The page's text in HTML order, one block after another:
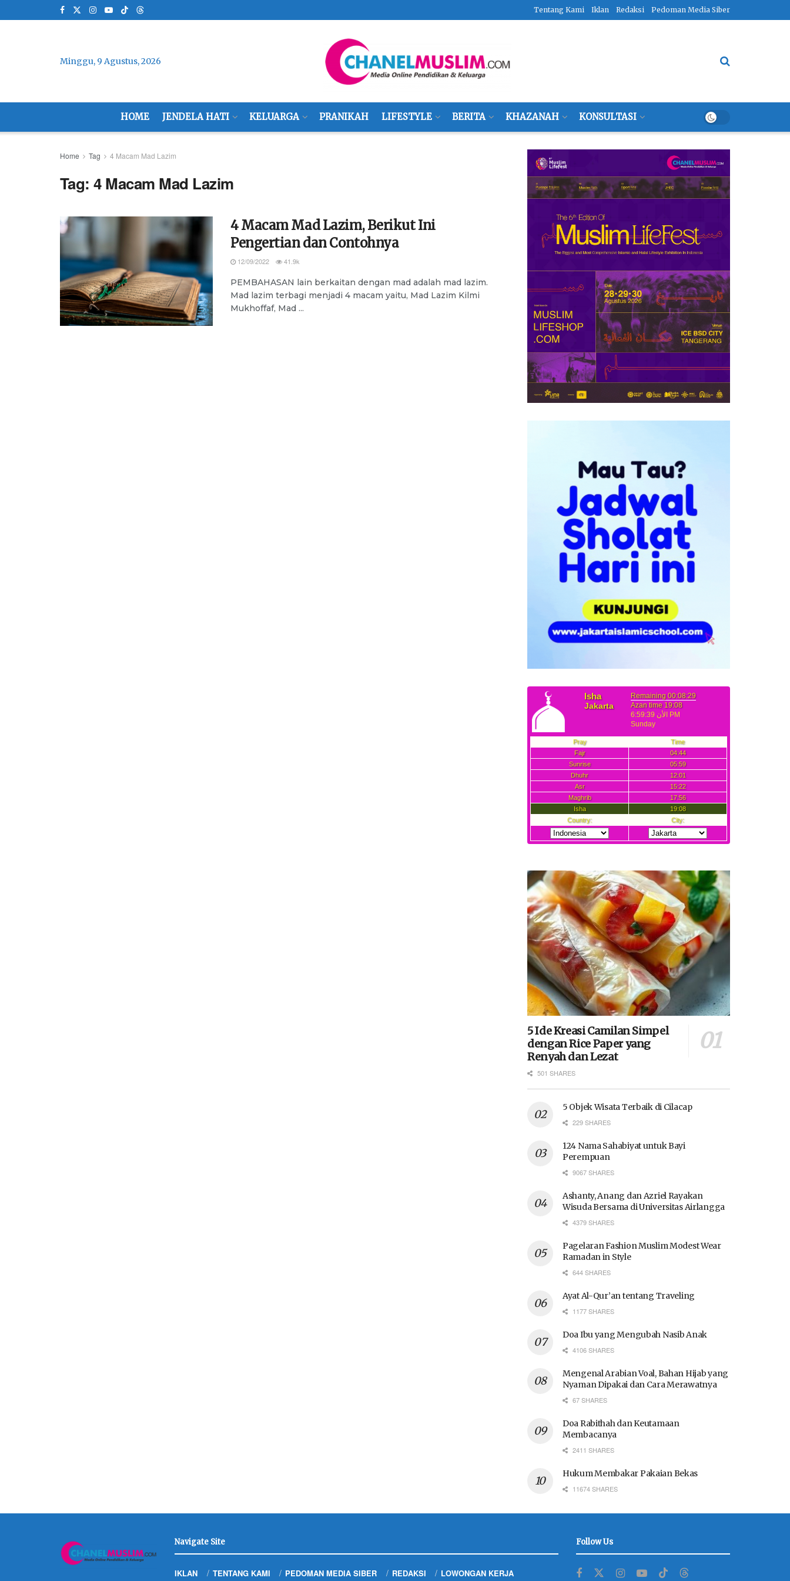
Tentang Kami Iklan Redaksi Pedoman Media Siber
Minggu, 9 Agustus, 2026
HOME JENDELA HATI KELUARGA PRANIKAH LIFESTYLE BERITA KHAZANAH KONSULTASI
Home Tag 4 Macam Mad Lazim
Tag:4 Macam Mad Lazim
4 Macam Mad Lazim, Berikut Ini
Pengertian dan Contohnya
12/09/2022 41.9k
PEMBAHASAN lain berkaitan dengan mad adalah mad lazim.
Mad lazim terbagi menjadi 4 macam yaitu, Mad Lazim Kilmi
Mukhoffaf, Mad ...
5 Ide Kreasi Camilan Simpel
dengan Rice Paper yang
Renyah dan Lezat
501 SHARES
5 Objek Wisata Terbaik di Cilacap
229 SHARES
124 Nama Sahabiyat untuk Bayi
Perempuan
9067 SHARES
Ashanty, Anang dan Azriel Rayakan
Wisuda Bersama di Universitas Airlangga
4379 SHARES
Pagelaran Fashion Muslim Modest Wear
Ramadan in Style
644 SHARES
Ayat Al-Qur’an tentang Traveling
1177 SHARES
Doa Ibu yang Mengubah Nasib Anak
4106 SHARES
Mengenal Arabian Voal, Bahan Hijab yang
Nyaman Dipakai dan Cara Merawatnya
67 SHARES
Doa Rabithah dan Keutamaan
Membacanya
2411 SHARES
Hukum Membakar Pakaian Bekas
11674 SHARES
Navigate Site
IKLAN TENTANG KAMI PEDOMAN MEDIA SIBER REDAKSI LOWONGAN KERJA
Follow Us